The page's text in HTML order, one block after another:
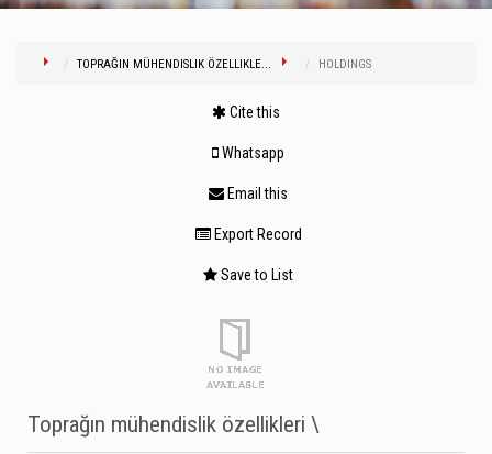
TOPRAĞIN MÜHENDISLIK ÖZELLIKLE... HOLDINGS
Cite this
Whatsapp
Email this
Export Record
Save to List
Toprağın mühendislik özellikleri \